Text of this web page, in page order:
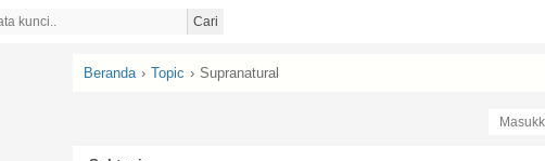
Cari
Beranda › Topic › Supranatural